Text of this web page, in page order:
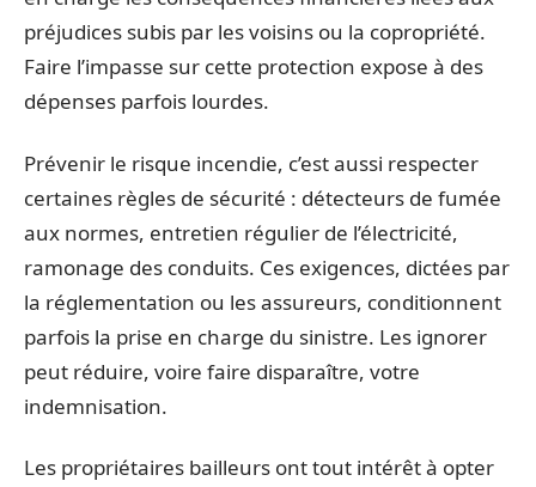
préjudices subis par les voisins ou la copropriété.
Faire l’impasse sur cette protection expose à des
dépenses parfois lourdes.
Prévenir le risque incendie, c’est aussi respecter
certaines règles de sécurité : détecteurs de fumée
aux normes, entretien régulier de l’électricité,
ramonage des conduits. Ces exigences, dictées par
la réglementation ou les assureurs, conditionnent
parfois la prise en charge du sinistre. Les ignorer
peut réduire, voire faire disparaître, votre
indemnisation.
Les propriétaires bailleurs ont tout intérêt à opter